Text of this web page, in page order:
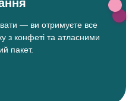
— ви отримуєте все
з конфеті та атласними
пакет.